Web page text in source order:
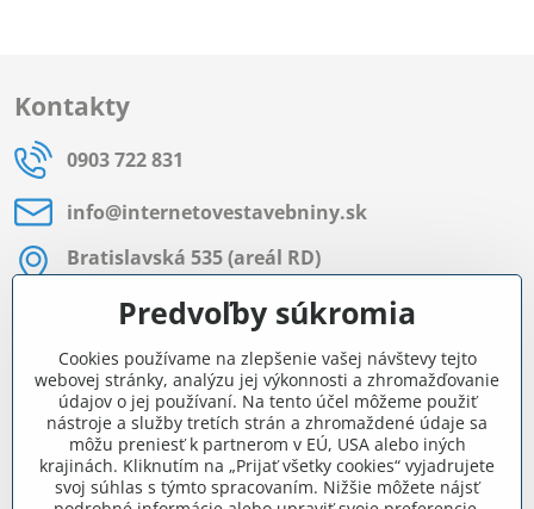
Kontakty
0903 722 831
info​@internetovestavebniny​.sk
Bratislavská 535 (areál RD)
Most pri Bratislave
Pon - Pia 8:00 - 11:30 a 12:15 - 15:30
Facebook
Navigácia
Predvoľby súkromia
Cookies používame na zlepšenie vašej návštevy tejto
webovej stránky, analýzu jej výkonnosti a zhromažďovanie
údajov o jej používaní. Na tento účel môžeme použiť
nástroje a služby tretích strán a zhromaždené údaje sa
môžu preniesť k partnerom v EÚ, USA alebo iných
krajinách. Kliknutím na „Prijať všetky cookies“ vyjadrujete
svoj súhlas s týmto spracovaním. Nižšie môžete nájsť